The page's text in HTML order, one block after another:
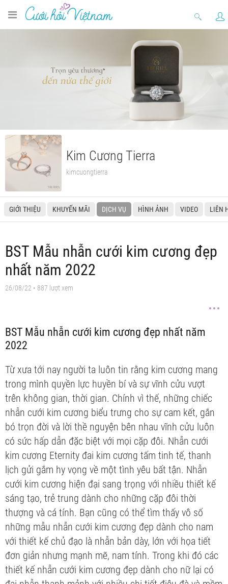
Kim Cương Tierra
kimcuongtierra
GIỚI THIỆU KHUYẾN MÃI DỊCH VỤ HÌNH ẢNH VIDEO LIÊN
BST Mẫu nhẫn cưới kim cương đẹp
nhất năm 2022
26/08/22 • 887 lượt xem
BST Mẫu nhẫn cưới kim cương đẹp nhất năm
2022
Từ xưa tới nay người ta luôn tin rằng kim cương mang
trong mình quyền lực huyền bí và sự vĩnh cửu vượt
trên không gian, thời gian. Chính vì thế, những chiếc
nhẫn cưới kim cương biểu trưng cho sự cam kết, gắn
bó trọn đời và lời thề nguyện bên nhau vĩnh cửu luôn
có sức hấp dẫn đặc biệt với mọi cặp đôi. Nhẫn cưới
kim cương Eternity đai kim cương tấm tinh tế, thanh
lịch gửi gắm hy vọng về một tình yêu bất tận. Nhẫn
cưới kim cương hiện đại sang trọng với nhiều thiết kế
sáng tạo, trẻ trung dành cho những cặp đôi thời
thượng và cá tính. Bạn cũng có thể tìm thấy vô số
những mẫu nhẫn cưới kim cương đẹp dành cho nam
với thiết kế chủ đạo là nhẫn bản dày, lớn với họa tiết
đơn giản nhưng mạnh mẽ, nam tính. Trong khi đó các
thiết kế nhẫn cưới kim cương đẹp dành cho nữ lại có